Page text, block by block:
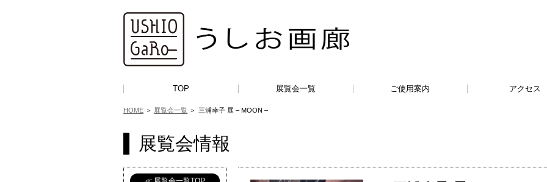
TOP 展覧会一覧 ご使用案内 アクセス
HOME ＞ 展覧会一覧 ＞ 三浦幸子 展 – MOON –
展覧会情報